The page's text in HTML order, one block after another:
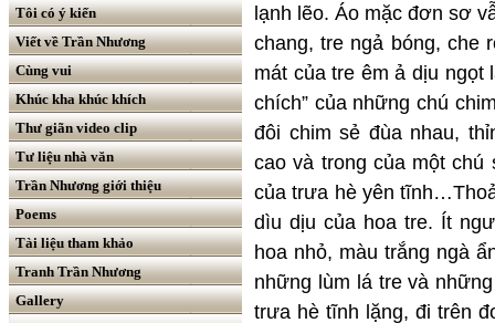
Tôi có ý kiến
Viết về Trần Nhương
Cùng vui
Khúc kha khúc khích
Thư giãn video clip
Tư liệu nhà văn
Trần Nhương giới thiệu
Poems
Tài liệu tham khảo
Tranh Trần Nhương
Gallery
lạnh lẽo. Áo mặc đơn sơ
chang, tre ngả bóng, che
mát của tre êm ả dịu ngọt
chích” của những chú
đôi chim sẻ đùa nhau,
cao và trong của một chú
của trưa hè yên
dìu dịu của hoa tre. Ít
hoa nhỏ, màu trắng ngà
những lùm lá tre và
trưa hè tĩnh lặng, đi trên